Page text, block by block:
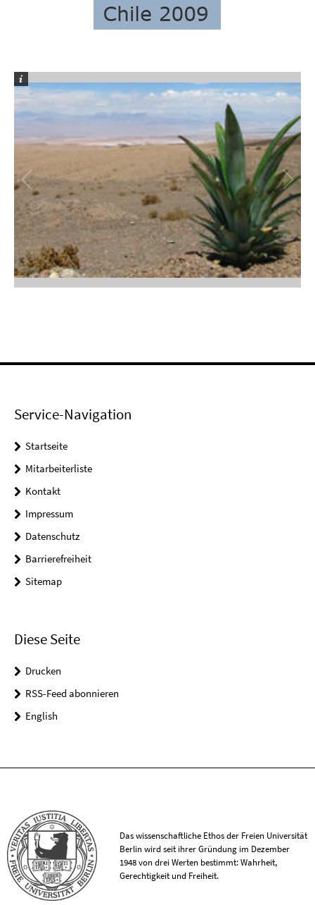
Service-Navigation
Startseite
Mitarbeiterliste
Kontakt
Impressum
Datenschutz
Barrierefreiheit
Sitemap
Diese Seite
Drucken
RSS-Feed abonnieren
English
Das wissenschaftliche Ethos der Freien Universität
Berlin wird seit ihrer Gründung im Dezember
1948 von drei Werten bestimmt: Wahrheit,
Gerechtigkeit und Freiheit.